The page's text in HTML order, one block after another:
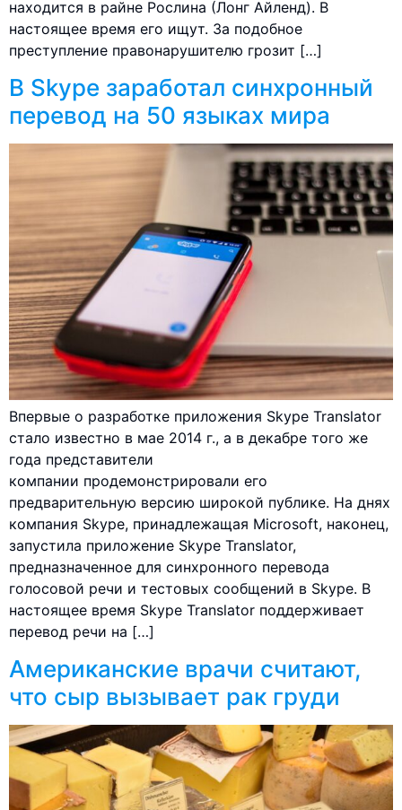
находится в райне Рослина (Лонг Айленд). В
настоящее время его ищут. За подобное
преступление правонарушителю грозит […]
В Skype заработал синхронный
перевод на 50 языках мира
Впервые о разработке приложения Skype Translator
стало известно в мае 2014 г., а в декабре того же
года представители
компании продемонстрировали его
предварительную версию широкой публике. На днях
компания Skype, принадлежащая Microsoft, наконец,
запустила приложение Skype Translator,
предназначенное для синхронного перевода
голосовой речи и тестовых сообщений в Skype. В
настоящее время Skype Translator поддерживает
перевод речи на […]
Американские врачи считают,
что сыр вызывает рак груди